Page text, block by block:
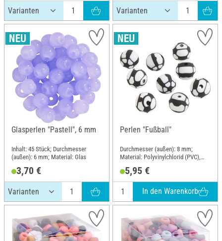
Glasperlen "Pastell", 6 mm
Inhalt: 45 Stück; Durchmesser
(außen): 6 mm; Material: Glas
3,70 €
Perlen "Fußball"
Durchmesser (außen): 8 mm;
Material: Polyvinylchlorid (PVC),
5,95 €
In den Warenkorb